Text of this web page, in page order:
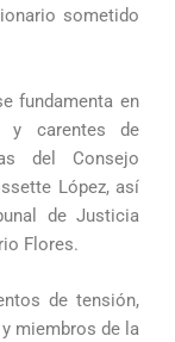
sometido
fundamenta en
y carentes de
del Consejo
López, así
de Justicia
Flores.
de tensión,
miembros de la